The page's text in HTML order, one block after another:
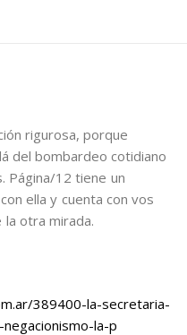
rigurosa, porque
del bombardeo cotidiano
Página/12 tiene un
ella y cuenta con vos
la otra mirada.
389400-la-secretaria-
la-p